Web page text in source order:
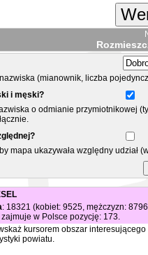
(mianownik, liczba
i męski?
o odmianie przymiotnikowej
mapa ukazywała względny
: 18321 (kobiet: 9525, mężczyzn:
w Polsce pozycję: 173.
kursorem obszar
powiatu.